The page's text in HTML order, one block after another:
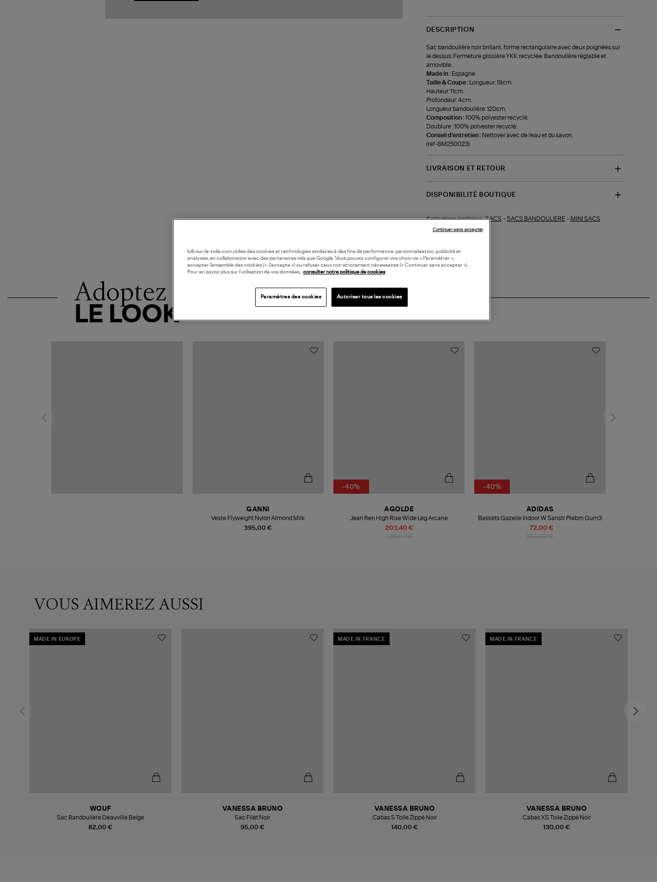
DESCRIPTION
Sac bandoulière noir brillant, forme rectangulaire avec deux poignées sur
le dessus. Fermeture glissière YKK recyclée. Bandoulière réglable et
amovible.
Made in : Espagne.
Taille & Coupe :
Longueur: 19cm.
Hauteur: 11cm.
Profondeur: 4cm.
Longueur bandoulière: 120cm.
Composition :100% polyester recyclé.
Doublure : 100% polyester recyclé.
Conseil d'entretien : Nettoyer avec de l'eau et du savon.
(ref-BM250023)
LIVRAISON ET RETOUR
DISPONIBILITÉ BOUTIQUE
Collections similaires :SACS - SACS BANDOULIERE- MINI SACS
Adoptez
LE LOOK
395,00 €
GANNI
Veste Flyweight Nylon Almond Milk
-40%
203,40 €
AGOLDE
Jean Ren High Rise Wide Leg Arcane
-40%
72,00 €
ADIDAS
Baskets Gazelle Indoor W Sanstr Prebrn Gum3
VOUS AIMEREZ AUSSI
MADE IN EUROPE
82,00 €
WOUF
Sac Bandoulière Deauville Beige
95,00 €
VANESSA BRUNO
Sac Filet Noir
MADE IN FRANCE
140,00 €
VANESSA BRUNO
Cabas S Toile Zippé Noir
MADE IN FRANCE
130,00 €
VANESSA BRUNO
Cabas XS Toile Zippé Noir
lulli-sur-la-toile.com utilise des cookies et technologies similaires à des fins de performance, personnalisation, publicité et
analyses, en collaboration avec des partenaires tels que Google. Vous pouvez configurer vos choix via « Paramétrer »,
accepter l’ensemble des cookies (« J’accepte ») ou refuser ceux non strictement nécessaires (« Continuer sans accepter »).
Pour en savoir plus sur l’utilisation de vos données, consulter notre politique de cookies
Paramètres des cookies Autoriser tous les cookies
Continuer sans accepter